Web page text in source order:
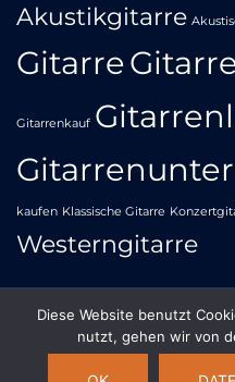
Akustikgitarre
Gitarre
Gitarrenkauf
kaufen Klassische Gitarre
Westerngitarre
© 2026
Diese Website benutzt
nutzt, gehen wir von